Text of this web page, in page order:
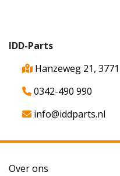
IDD-Parts
Hanzeweg 21,
0342-490 990
info@iddparts.nl
Over ons